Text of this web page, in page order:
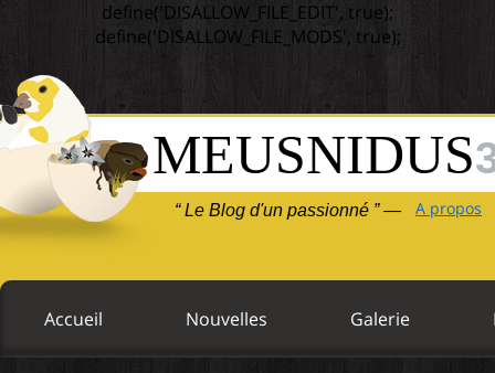
define('DISALLOW_FILE_EDIT', true);
define('DISALLOW_FILE_MODS', true);
MEUSNIDUS
“ Le Blog d'un passionné ” — A propos
Accueil Nouvelles Galerie